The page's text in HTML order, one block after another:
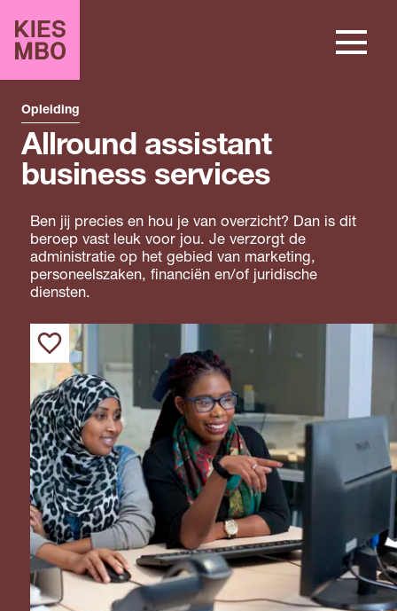
Opleiding
Allround assistant
business services
Ben jij precies en hou je van overzicht? Dan is dit
beroep vast leuk voor jou. Je verzorgt de
administratie op het gebied van marketing,
personeelszaken, financiën en/of juridische
diensten.